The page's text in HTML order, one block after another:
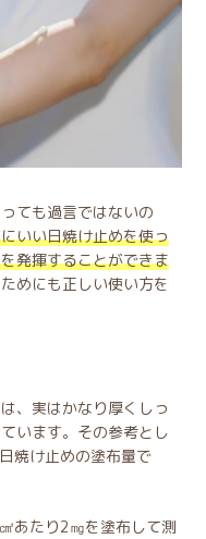
ても過言ではないの
いい日焼け止めを使っ
発揮することができま
めにも正しい使い方を
、実はかなり厚くしっ
います。その参考とし
焼け止めの塗布量で
あたり2㎎を塗布して測